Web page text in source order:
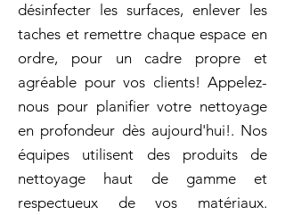
désinfecter les surfaces, enlever les
taches et remettre chaque espace en
ordre, pour un cadre propre et
agréable pour vos clients! Appelez-
nous pour planifier votre nettoyage
en profondeur dès aujourd'hui!. Nos
équipes utilisent des produits de
nettoyage haut de gamme et
respectueux de vos matériaux.